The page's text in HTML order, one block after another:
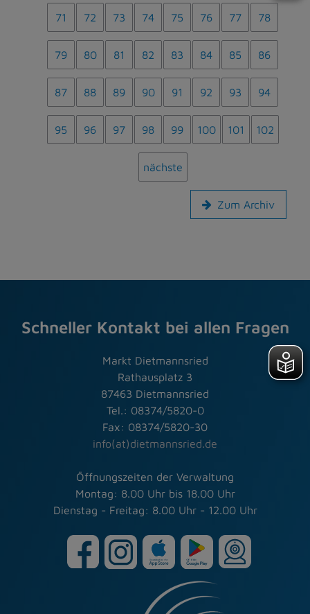
71 72 73 74 75 76 77 78
79 80 81 82 83 84 85 86
87 88 89 90 91 92 93 94
95 96 97 98 99 100 101 102
nächste
Zum Archiv
Schneller Kontakt bei allen Fragen
Markt Dietmannsried
Rathausplatz 3
87463 Dietmannsried
Tel.: 08374/5820-0
Fax: 08374/5820-30
info(at)dietmannsried.de
Öffnungszeiten der Verwaltung
Montag: 8.00 Uhr bis 18.00 Uhr
Dienstag - Freitag: 8.00 Uhr - 12.00 Uhr